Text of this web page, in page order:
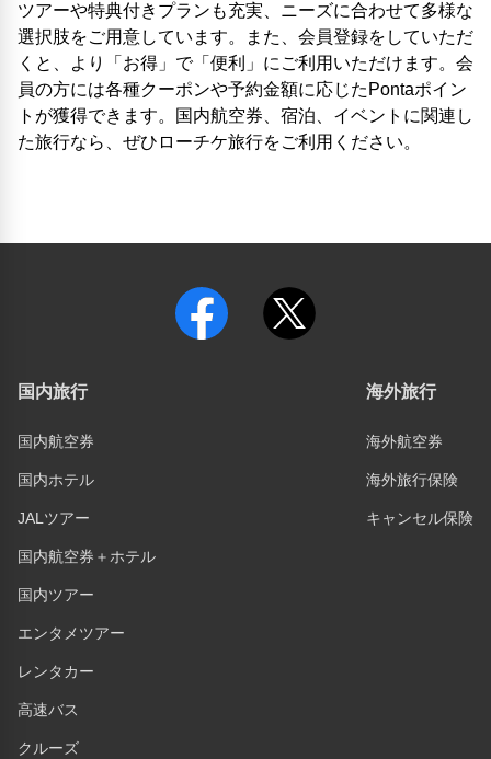
ツアーや特典付きプランも充実、ニーズに合わせて多様な
選択肢をご用意しています。また、会員登録をしていただ
くと、より「お得」で「便利」にご利用いただけます。会
員の方には各種クーポンや予約金額に応じたPontaポイン
トが獲得できます。国内航空券、宿泊、イベントに関連し
た旅行なら、ぜひローチケ旅行をご利用ください。
国内旅行
国内航空券
国内ホテル
JALツアー
国内航空券＋ホテル
国内ツアー
エンタメツアー
レンタカー
高速バス
クルーズ
海外旅行
海外航空券
海外旅行保険
キャンセル保険